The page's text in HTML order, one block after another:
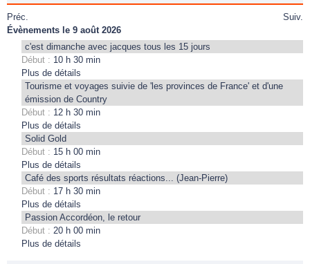
Préc.
Suiv.
Évènements le 9 août 2026
c'est dimanche avec jacques tous les 15 jours
Début : 10 h 30 min
Plus de détails
Tourisme et voyages suivie de 'les provinces de France' et d'une
émission de Country
Début : 12 h 30 min
Plus de détails
Solid Gold
Début : 15 h 00 min
Plus de détails
Café des sports résultats réactions... (Jean-Pierre)
Début : 17 h 30 min
Plus de détails
Passion Accordéon, le retour
Début : 20 h 00 min
Plus de détails